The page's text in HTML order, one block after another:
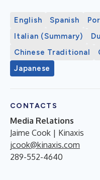
English Spanish
Italian (Summary)
Chinese Traditional
Japanese
CONTACTS
Media Relations
Jaime Cook | Kinaxis
jcook@kinaxis.com
289-552-4640